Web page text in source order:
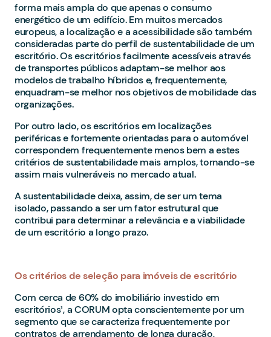
forma mais ampla do que apenas o consumo
energético de um edifício. Em muitos mercados
europeus, a localização e a acessibilidade são também
consideradas parte do perfil de sustentabilidade de um
escritório. Os escritórios facilmente acessíveis através
de transportes públicos adaptam-se melhor aos
modelos de trabalho híbridos e, frequentemente,
enquadram-se melhor nos objetivos de mobilidade das
organizações.
Por outro lado, os escritórios em localizações
periféricas e fortemente orientadas para o automóvel
correspondem frequentemente menos bem a estes
critérios de sustentabilidade mais amplos, tornando-se
assim mais vulneráveis no mercado atual.
A sustentabilidade deixa, assim, de ser um tema
isolado, passando a ser um fator estrutural que
contribui para determinar a relevância e a viabilidade
de um escritório a longo prazo.
Os critérios de seleção para imóveis de escritório
Com cerca de 60% do imobiliário investido em
escritórios¹, a CORUM opta conscientemente por um
segmento que se caracteriza frequentemente por
contratos de arrendamento de longa duração,